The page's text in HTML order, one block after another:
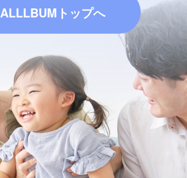
ALLLBUMトップへ